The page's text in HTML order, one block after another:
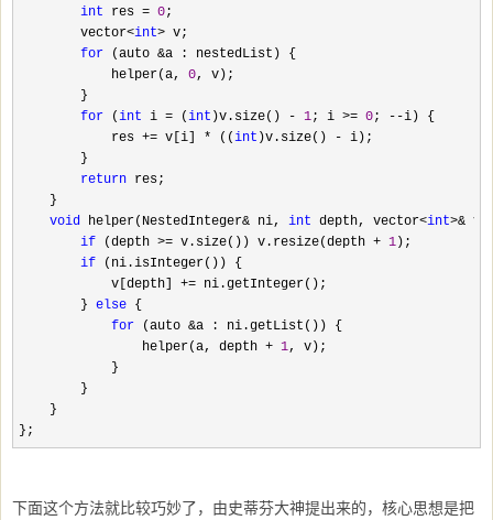
int res = 0;
        vector
<int> v;
for (auto &a : nestedList) {
            helper(a,
0, v);
        }
for (int i = (int )v.size() - 1; i >= 0; --i) {
            res
+= v[i] * ((int )v.size() - i);
        }
return res;
    }
void helper(NestedInteger& ni, int depth, vector<int>&
if (depth >= v.size()) v.resize(depth + 1 );
if (ni.isInteger()) {
            v[depth]
+= ni.getInteger();
        }
else {
for (auto &a : ni.getList()) {
                helper(a, depth
+ 1, v);
            }
        }
    }
};
下面这个方法就比较巧妙了，由史蒂芬大神提出来的，核心思想是把